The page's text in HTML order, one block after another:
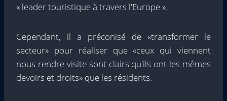
« leader touristique à travers l'Europe ».
Cependant, il a préconisé de «transformer le
secteur» pour réaliser que «ceux qui viennent
nous rendre visite sont clairs qu'ils ont les mêmes
devoirs et droits» que les résidents.